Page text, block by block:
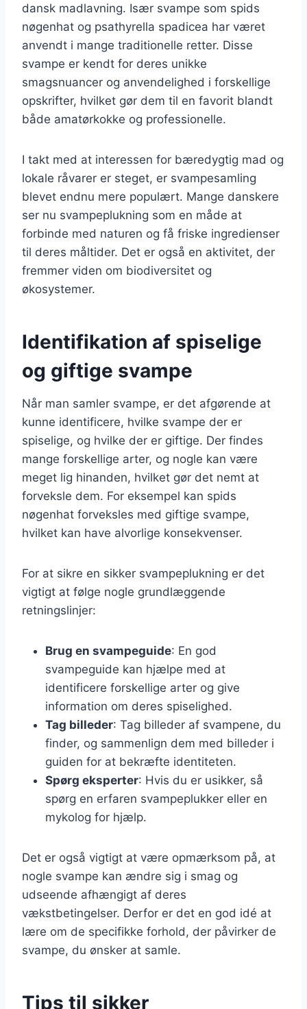
dansk madlavning. Især svampe som spids
nøgenhat og psathyrella spadicea har været
anvendt i mange traditionelle retter. Disse
svampe er kendt for deres unikke
smagsnuancer og anvendelighed i forskellige
opskrifter, hvilket gør dem til en favorit blandt
både amatørkokke og professionelle.
I takt med at interessen for bæredygtig mad og
lokale råvarer er steget, er svampesamling
blevet endnu mere populært. Mange danskere
ser nu svampeplukning som en måde at
forbinde med naturen og få friske ingredienser
til deres måltider. Det er også en aktivitet, der
fremmer viden om biodiversitet og
økosystemer.
Identifikation af spiselige
og giftige svampe
Når man samler svampe, er det afgørende at
kunne identificere, hvilke svampe der er
spiselige, og hvilke der er giftige. Der findes
mange forskellige arter, og nogle kan være
meget lig hinanden, hvilket gør det nemt at
forveksle dem. For eksempel kan spids
nøgenhat forveksles med giftige svampe,
hvilket kan have alvorlige konsekvenser.
For at sikre en sikker svampeplukning er det
vigtigt at følge nogle grundlæggende
retningslinjer:
Brug en svampeguide: En god
svampeguide kan hjælpe med at
identificere forskellige arter og give
information om deres spiselighed.
Tag billeder: Tag billeder af svampene, du
finder, og sammenlign dem med billeder i
guiden for at bekræfte identiteten.
Spørg eksperter: Hvis du er usikker, så
spørg en erfaren svampeplukker eller en
mykolog for hjælp.
Det er også vigtigt at være opmærksom på, at
nogle svampe kan ændre sig i smag og
udseende afhængigt af deres
vækstbetingelser. Derfor er det en god idé at
lære om de specifikke forhold, der påvirker de
svampe, du ønsker at samle.
Tips til sikker